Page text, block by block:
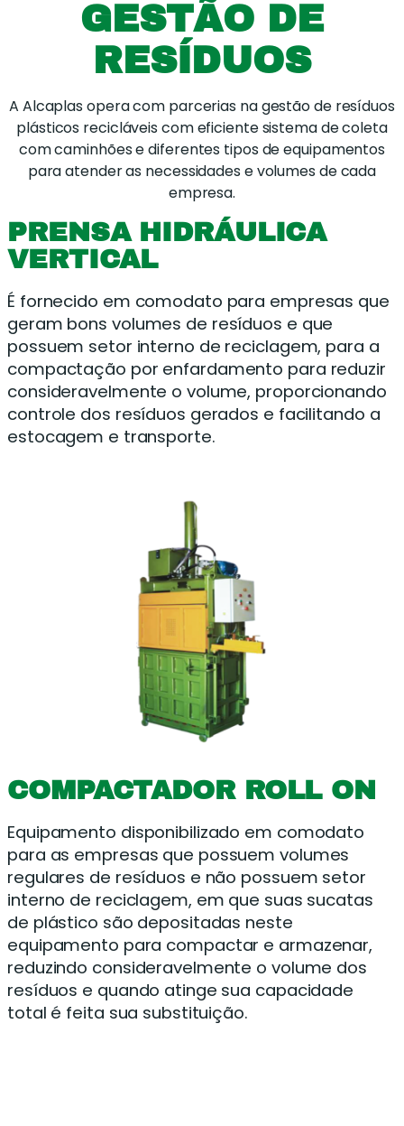
GESTÃO DE
RESÍDUOS
A Alcaplas opera com parcerias na gestão de resíduos
plásticos recicláveis com eficiente sistema de coleta
com caminhões e diferentes tipos de equipamentos
para atender as necessidades e volumes de cada
empresa.
PRENSA HIDRÁULICA
VERTICAL
É fornecido em comodato para empresas que
geram bons volumes de resíduos e que
possuem setor interno de reciclagem, para a
compactação por enfardamento para reduzir
consideravelmente o volume, proporcionando
controle dos resíduos gerados e facilitando a
estocagem e transporte.
COMPACTADOR ROLL ON
Equipamento disponibilizado em comodato
para as empresas que possuem volumes
regulares de resíduos e não possuem setor
interno de reciclagem, em que suas sucatas
de plástico são depositadas neste
equipamento para compactar e armazenar,
reduzindo consideravelmente o volume dos
resíduos e quando atinge sua capacidade
total é feita sua substituição.